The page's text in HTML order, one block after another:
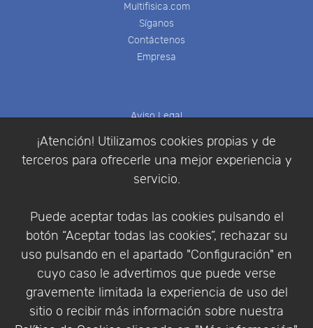
¡Atención! Utilizamos cookies propias y de
terceros para ofrecerle una mejor experiencia y
servicio.
Puede aceptar todas las cookies pulsando el
botón “Aceptar todas las cookies”, rechazar su
uso pulsando en el apartado "Configuración" en
cuyo caso le advertimos que puede verse
gravemente limitada la experiencia de uso del
sitio o recibir más información sobre nuestra
Multifisica.com
Síganos
Contáctenos
Empresa
Aviso Legal
Política de Privacidad
Condiciones de compra
Identificarse
Empresa|Aviso Legal| Política de Privacidad |
Política de Cookies
© Copyright 1994 - 2026. Addlink Software